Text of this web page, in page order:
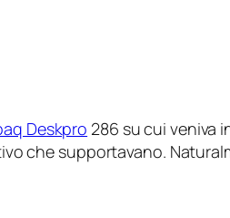
Deskpro 286 su cui veniva
che supportavano.